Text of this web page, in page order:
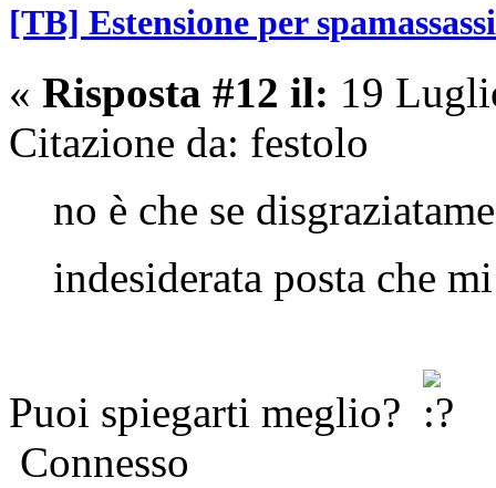
[TB] Estensione per
« Risposta #12 il: 19
Citazione da: festolo
no è che se
indesiderata posta che
Puoi spiegarti meglio?
Connesso